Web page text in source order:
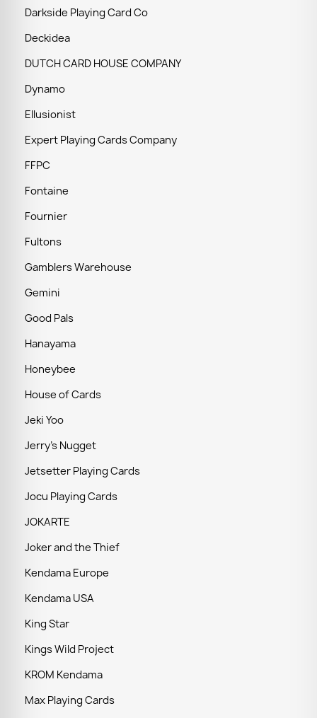
Darkside Playing Card Co
Deckidea
DUTCH CARD HOUSE COMPANY
Dynamo
Ellusionist
Expert Playing Cards Company
FFPC
Fontaine
Fournier
Fultons
Gamblers Warehouse
Gemini
Good Pals
Hanayama
Honeybee
House of Cards
Jeki Yoo
Jerry's Nugget
Jetsetter Playing Cards
Jocu Playing Cards
JOKARTE
Joker and the Thief
Kendama Europe
Kendama USA
King Star
Kings Wild Project
KROM Kendama
Max Playing Cards